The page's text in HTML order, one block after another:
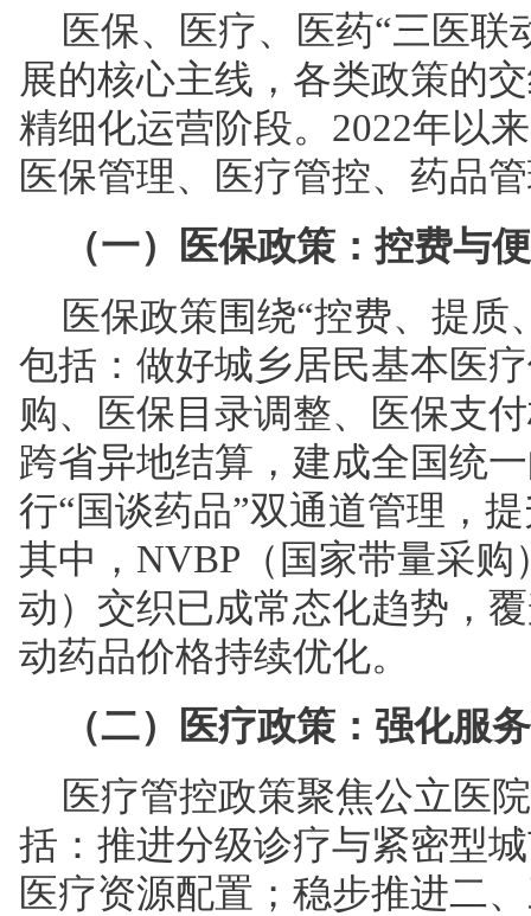
医保、医疗、医药“三医联
展的核心主线，各类政策的
精细化运营阶段。2022年以
医保管理、医疗管控、药品
（一）医保政策：控费与
医保政策围绕“控费、提质
包括：做好城乡居民基本医
购、医保目录调整、医保支
跨省异地结算，建成全国统
行“国谈药品”双通道管理，
其中，NVBP（国家带量采购
动）交织已成常态化趋势，
动药品价格持续优化。
（二）医疗政策：强化服
医疗管控政策聚焦公立医
括：推进分级诊疗与紧密型
医疗资源配置；稳步推进二